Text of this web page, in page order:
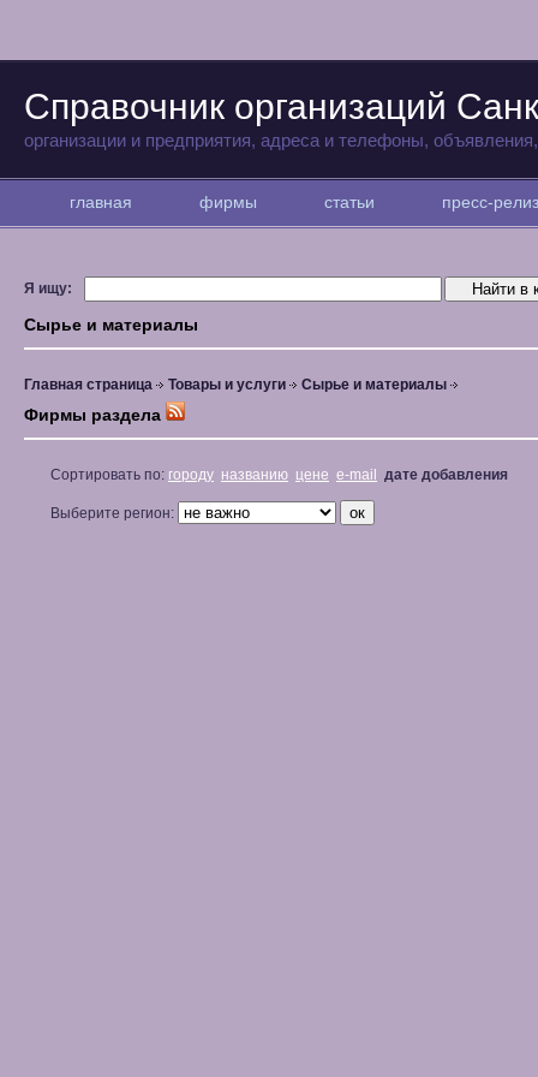
Справочник организаций
организации и предприятия, адреса и телефоны,
главная фирмы статьи пресс-
Я ищу:
Сырье и материалы
Главная страница Товары и услуги Сырье и материалы
Фирмы раздела
Сортировать по: городу названию цене e-mail дате добавления
Выберите регион: